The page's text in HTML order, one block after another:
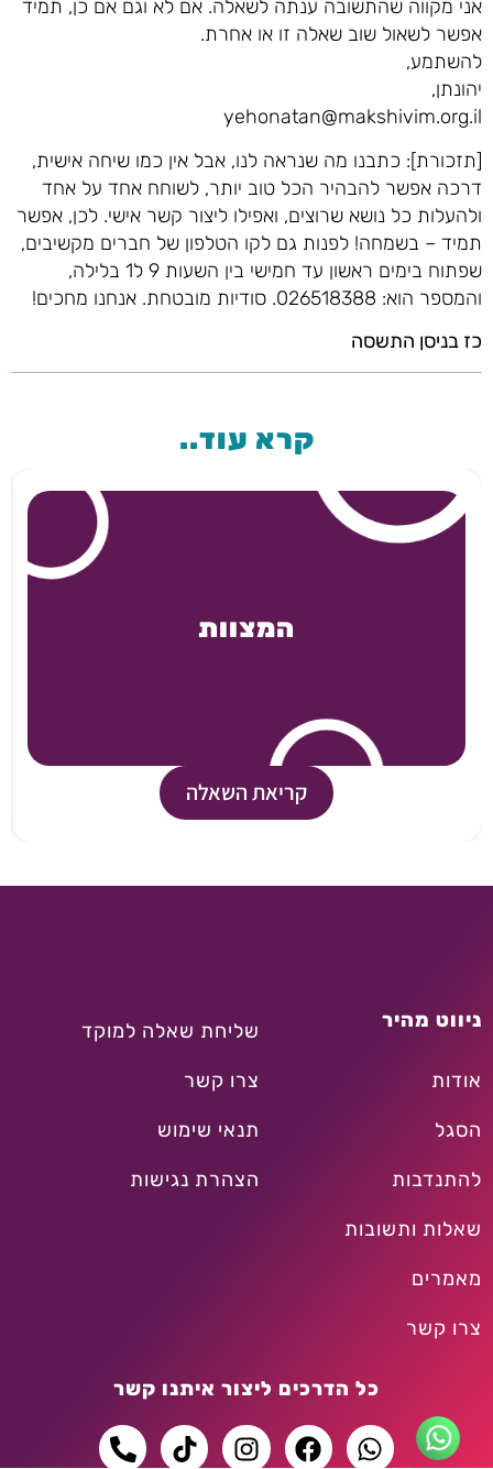
אני מקווה שהתשובה ענתה לשאלה. אם לא וגם אם כן, תמיד
אפשר לשאול שוב שאלה זו או אחרת.
להשתמע,
יהונתן,
yehonatan@makshivim.org.il
[תזכורת]: כתבנו מה שנראה לנו, אבל אין כמו שיחה אישית,
דרכה אפשר להבהיר הכל טוב יותר, לשוחח אחד על אחד
ולהעלות כל נושא שרוצים, ואפילו ליצור קשר אישי. לכן, אפשר
תמיד – בשמחה! לפנות גם לקו הטלפון של חברים מקשיבים,
שפתוח בימים ראשון עד חמישי בין השעות 9 ל1 בלילה,
והמספר הוא: 026518388. סודיות מובטחת. אנחנו מחכים!
כז בניסן התשסה
קרא עוד..
המצוות
קריאת השאלה
ניווט מהיר
אודות
הסגל
להתנדבות
שאלות ותשובות
מאמרים
צרו קשר
שליחת שאלה למוקד
צרו קשר
תנאי שימוש
הצהרת נגישות
כל הדרכים ליצור איתנו קשר